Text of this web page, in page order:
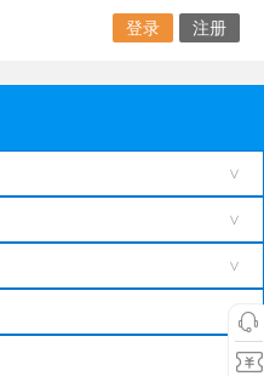
登录 注册
>
>
>
>